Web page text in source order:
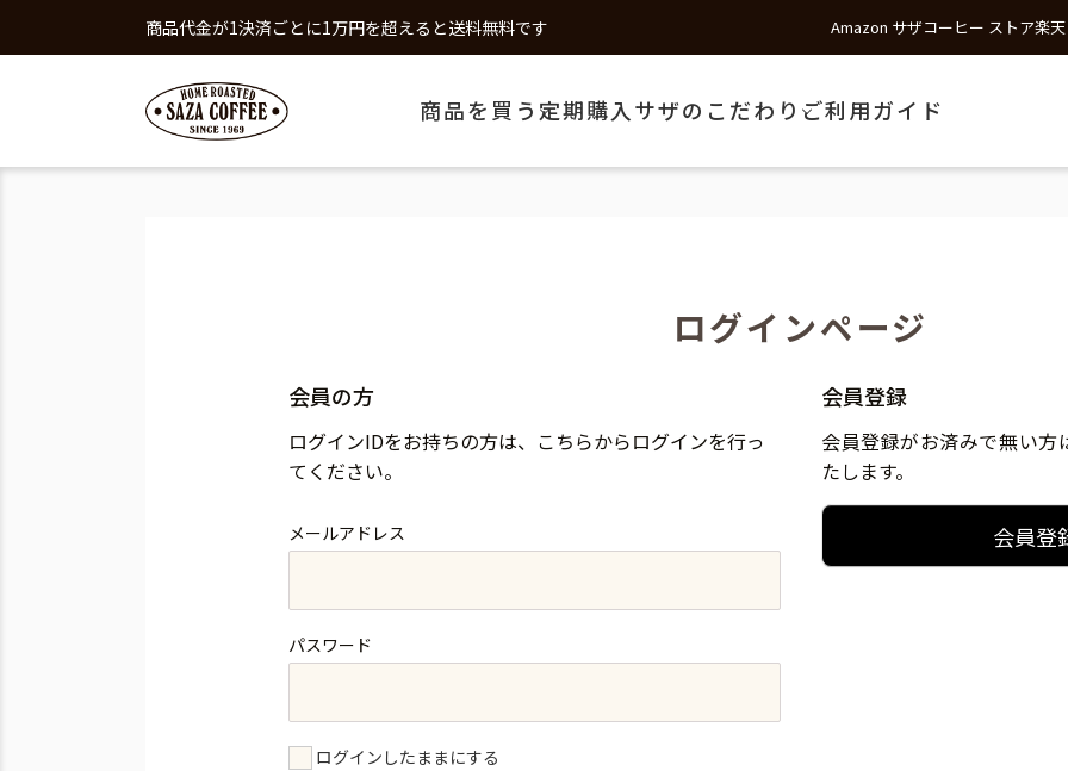
商品代金が1決済ごとに1万円を超えると送料無料です Amazon サザコーヒー ストア楽
商品を買う 定期購入 サザのこだわり ご利用ガイド
ログインページ
会員の方
ログインIDをお持ちの方は、こちらからログインを行っ
てください。
メールアドレス
パスワード
ログインしたままにする
会員登録
会員登録がお済みで無い
たします。
会員登